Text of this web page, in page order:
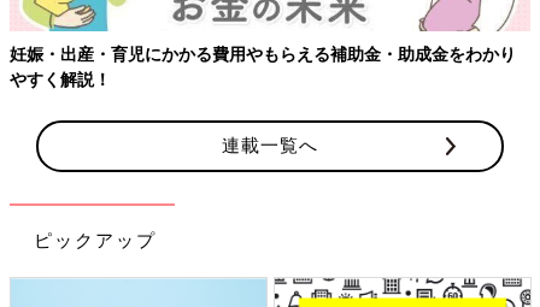
連載一覧へ
ピックアップ